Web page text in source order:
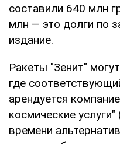
составили 640 млн
млн — это долги по
издание.
Ракеты "Зенит"
где
арендуется
космические
времени